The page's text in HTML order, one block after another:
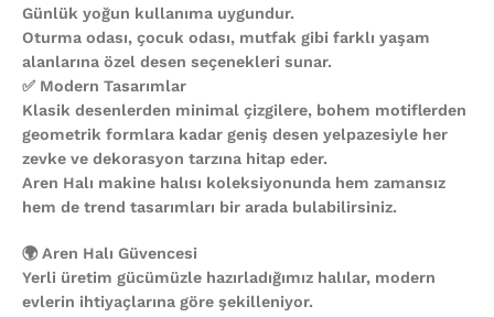
Günlük yoğun kullanıma uygundur.
Oturma odası, çocuk odası, mutfak gibi farklı yaşam
alanlarına özel desen seçenekleri sunar.
✅ Modern Tasarımlar
Klasik desenlerden minimal çizgilere, bohem motiflerden
geometrik formlara kadar geniş desen yelpazesiyle her
zevke ve dekorasyon tarzına hitap eder.
Aren Halı makine halısı koleksiyonunda hem zamansız
hem de trend tasarımları bir arada bulabilirsiniz.
🌍 Aren Halı Güvencesi
Yerli üretim gücümüzle hazırladığımız halılar, modern
evlerin ihtiyaçlarına göre şekilleniyor.